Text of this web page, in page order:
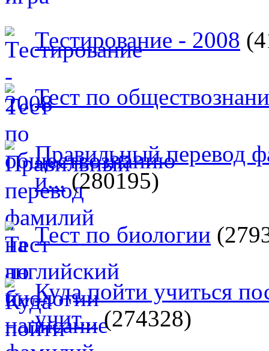
Тестирование - 2008
Тест по
Правильный перевод
и...(280195)
Тест по биологии
Куда пойти учиться
учит...(274328)